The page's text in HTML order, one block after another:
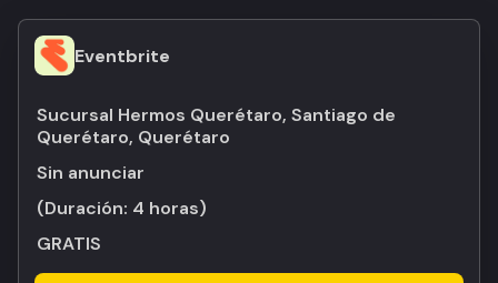
Eventbrite
Sucursal Hermos Querétaro, Santiago de
Querétaro, Querétaro
Sin anunciar
(Duración: 4 horas)
GRATIS